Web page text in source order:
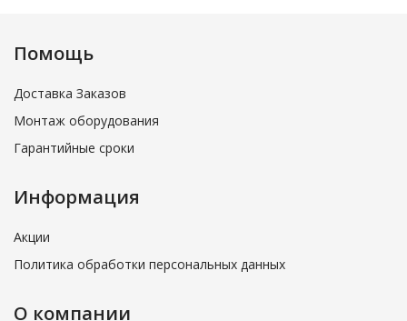
Помощь
Доставка Заказов
Монтаж оборудования
Гарантийные сроки
Информация
Акции
Политика обработки персональных данных
О компании